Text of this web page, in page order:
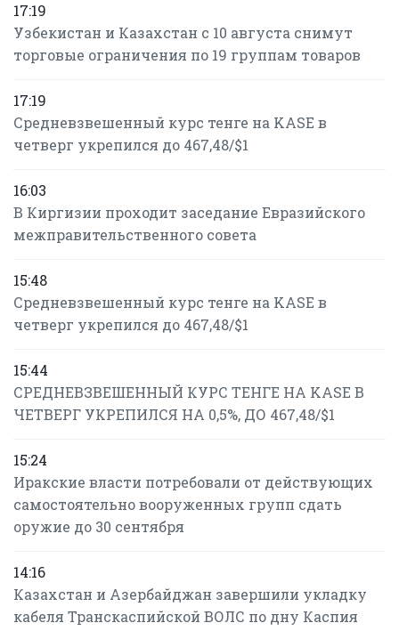
17:19
Узбекистан и Казахстан с 10 августа снимут
торговые ограничения по 19 группам товаров
17:19
Средневзвешенный курс тенге на KASE в
четверг укрепился до 467,48/$1
16:03
В Киргизии проходит заседание Евразийского
межправительственного совета
15:48
Средневзвешенный курс тенге на KASE в
четверг укрепился до 467,48/$1
15:44
СРЕДНЕВЗВЕШЕННЫЙ КУРС ТЕНГЕ НА KASE В
ЧЕТВЕРГ УКРЕПИЛСЯ НА 0,5%, ДО 467,48/$1
15:24
Иракские власти потребовали от действующих
самостоятельно вооруженных групп сдать
оружие до 30 сентября
14:16
Казахстан и Азербайджан завершили укладку
кабеля Транскаспийской ВОЛС по дну Каспия